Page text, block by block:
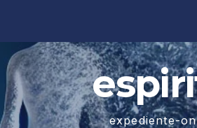
expediente-